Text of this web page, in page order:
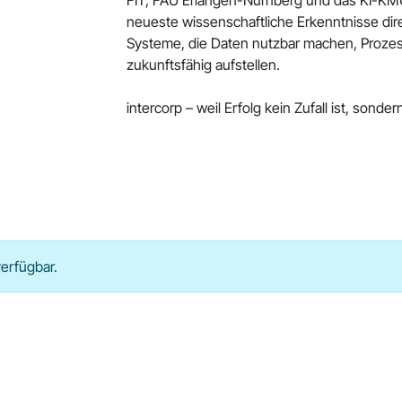
neueste wissenschaftliche Erkenntnisse
Systeme, die Daten nutzbar machen,
zukunftsfähig aufstellen.
intercorp – weil Erfolg kein Zufall ist,